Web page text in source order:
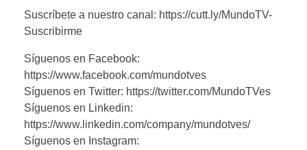
Suscríbete a nuestro canal: https://cutt.ly/MundoTV-
Suscribirme
Síguenos en Facebook:
https://www.facebook.com/mundotves
Síguenos en Twitter: https://twitter.com/MundoTVes
Síguenos en Linkedin:
https://www.linkedin.com/company/mundotves/
Síguenos en Instagram: